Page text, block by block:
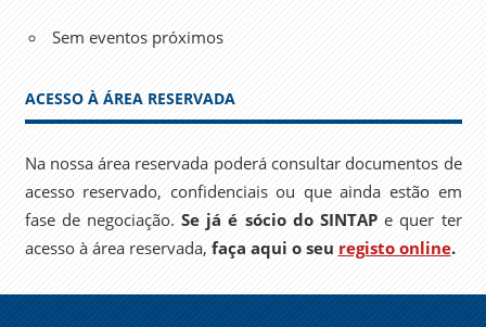
Sem eventos próximos
ACESSO À ÁREA RESERVADA
Na nossa área reservada poderá consultar documentos de
acesso reservado, confidenciais ou que ainda estão em
fase de negociação.Se já é sócio do SINTAPe quer ter
acesso à área reservada, faça aqui o seu registo online.